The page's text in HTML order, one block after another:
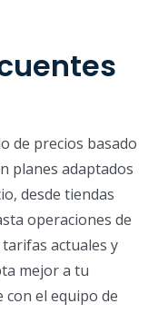
de precios basado
planes adaptados
desde tiendas
operaciones de
actuales y
mejor a tu
con el equipo de